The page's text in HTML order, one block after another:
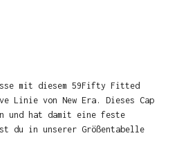
mit diesem 59Fifty Fitted
Linie von New Era. Dieses Cap
und hat damit eine feste
du in unserer Größentabelle